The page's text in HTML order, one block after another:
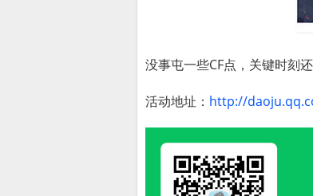
没事屯一些CF点，关键时刻还
活动地址： http://